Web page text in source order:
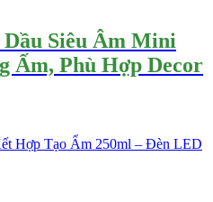
Siêu Âm Mini
Ấm, Phù Hợp Decor